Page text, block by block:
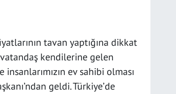
tavan yaptığına dikkat
vatandaş kendilerine gelen
ev sahibi olması
geldi. Türkiye’de